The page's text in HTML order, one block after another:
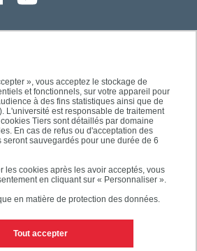
», vous acceptez le stockage de
et fonctionnels, sur votre appareil pour
à des fins statistiques ainsi que de
L'université est responsable de traitement
Tiers sont détaillés par domaine
En cas de refus ou d'acceptation des
seront sauvegardés pour une durée de 6
les cookies après les avoir acceptés, vous
en cliquant sur « Personnaliser ».
en matière de protection des données.
Tout accepter
légales